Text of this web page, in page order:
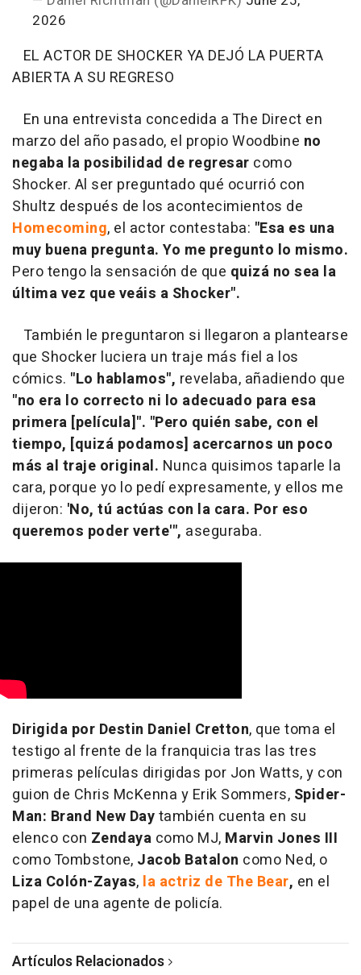
2026
EL ACTOR DE SHOCKER YA DEJÓ LA PUERTA
ABIERTA A SU REGRESO
En una entrevista concedida a The Direct en
marzo del año pasado, el propio Woodbine no
negaba la posibilidad de regresar como
Shocker. Al ser preguntado qué ocurrió con
Shultz después de los acontecimientos de
Homecoming, el actor contestaba: "Esa es una
muy buena pregunta. Yo me pregunto lo mismo.
Pero tengo la sensación de que quizá no sea la
última vez que veáis a Shocker".
También le preguntaron si llegaron a plantearse
que Shocker luciera un traje más fiel a los
cómics. "Lo hablamos", revelaba, añadiendo que
"no era lo correcto ni lo adecuado para esa
primera [película]". "Pero quién sabe, con el
tiempo, [quizá podamos] acercarnos un poco
más al traje original. Nunca quisimos taparle la
cara, porque yo lo pedí expresamente, y ellos me
dijeron: 'No, tú actúas con la cara. Por eso
queremos poder verte'", aseguraba.
Dirigida por Destin Daniel Cretton, que toma el
testigo al frente de la franquicia tras las tres
primeras películas dirigidas por Jon Watts, y con
guion de Chris McKenna y Erik Sommers, Spider-
Man: Brand New Daytambién cuenta en su
elenco con Zendaya como MJ, Marvin Jones III
como Tombstone, Jacob Batalon como Ned, o
Liza Colón-Zayas, la actriz de The Bear, en el
papel de una agente de policía.
Artículos Relacionados